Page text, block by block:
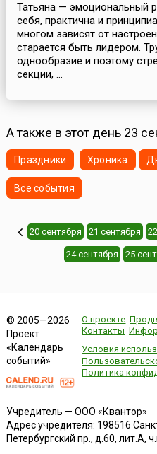
Татьяна — эмоциональный
себя, практична и
многом зависят от
старается быть лидером.
однообразие и поэтому
секции, ...
А также в этот день 23
Праздники Хроника
Все события
20 сентября 21 сентября
24 сентября 25
© 2005—2026
Проект
«Календарь
событий»
О проекте
Контакты
Условия
Политика
Учредитель — ООО «Квантор»
Адрес учредителя: 198516
Петербургский пр., д.60, лит.А,